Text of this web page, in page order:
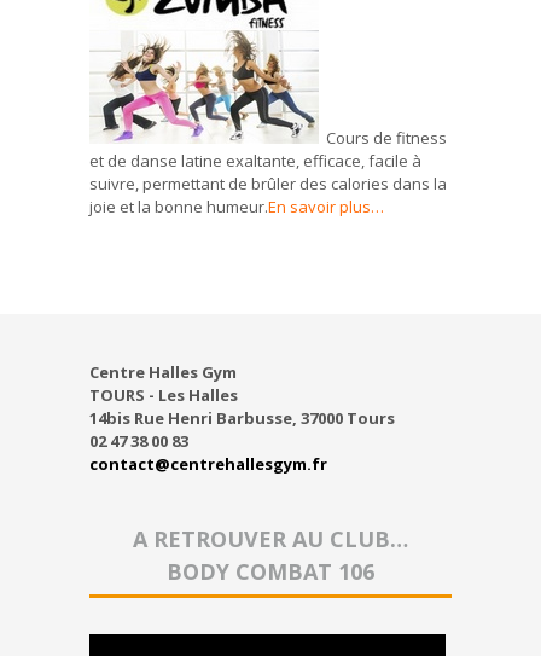
Cours de fitness
et de danse latine exaltante, efficace, facile à
suivre,permettant de brûler des calories dans la
joie et la bonne humeur.En savoir plus…
Centre Halles Gym
TOURS - Les Halles
14bis Rue Henri Barbusse, 37000 Tours
02 47 38 00 83
contact@centrehallesgym.fr
A RETROUVER AU CLUB…
BODY COMBAT 106